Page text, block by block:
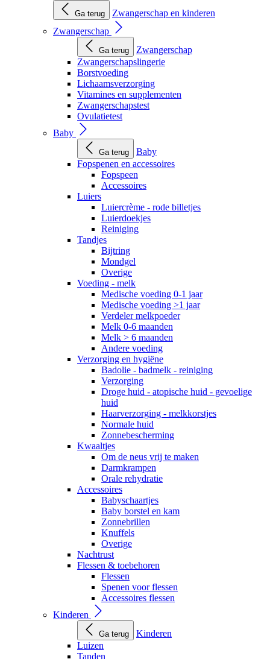
Ga terug
Zwangerschap en kinderen
Zwangerschap
Ga terug
Zwangerschap
Zwangerschapslingerie
Borstvoeding
Lichaamsverzorging
Vitamines en supplementen
Zwangerschapstest
Ovulatietest
Baby
Ga terug
Baby
Fopspenen en accessoires
Fopspeen
Accessoires
Luiers
Luiercrème - rode billetjes
Luierdoekjes
Reiniging
Tandjes
Bijtring
Mondgel
Overige
Voeding - melk
Medische voeding 0-1 jaar
Medische voeding >1 jaar
Verdeler melkpoeder
Melk 0-6 maanden
Melk > 6 maanden
Andere voeding
Verzorging en hygiëne
Badolie - badmelk - reiniging
Verzorging
Droge huid - atopische huid - gevoelige
huid
Haarverzorging - melkkorstjes
Normale huid
Zonnebescherming
Kwaaltjes
Om de neus vrij te maken
Darmkrampen
Orale rehydratie
Accessoires
Babyschaartjes
Baby borstel en kam
Zonnebrillen
Knuffels
Overige
Nachtrust
Flessen & toebehoren
Flessen
Spenen voor flessen
Accessoires flessen
Kinderen
Ga terug
Kinderen
Luizen
Tanden